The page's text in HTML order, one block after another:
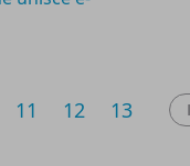
11 12 13